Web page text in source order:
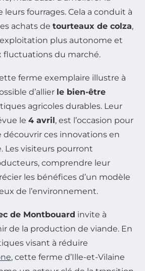
fourrages. Cela a conduit à
achats de tourteaux de colza,
plus autonome et
fluctuations du marché.
ferme exemplaire illustre à
d’allier le bien-être
agricoles durables. Leur
le 4 avril, est l’occasion pour
découvrir ces innovations en
Les visiteurs pourront
comprendre leur
les bénéfices d’un modèle
de l’environnement.
de Montbouard invite à
de la production de viande. En
visant à réduire
, cette ferme d’Ille-et-Vilaine